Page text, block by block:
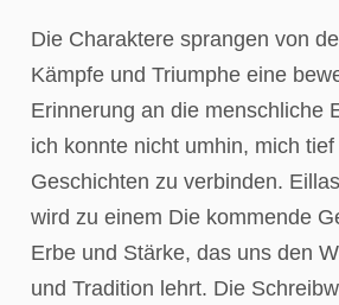
Die Charaktere sprangen von
Kämpfe und Triumphe eine
Erinnerung an die menschliche
ich konnte nicht umhin, mich
Geschichten zu verbinden.
wird zu einem Die kommende
Erbe und Stärke, das uns den
und Tradition lehrt. Die